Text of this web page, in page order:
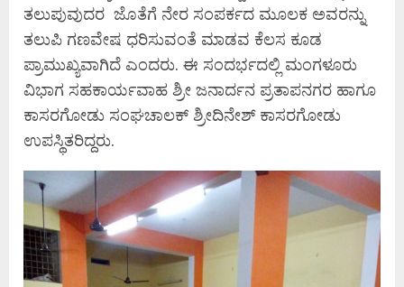
ತಲುಪುವುದರ ಜೊತೆಗೆ ನೇರ ಸಂಪರ್ಕದ ಮೂಲಕ ಅವರನ್ನು
ತಲುಪಿ ಗಣವೇಷ ಧರಿಸುವಂತೆ ಮಾಡವ ಕೆಲಸ ಕೂಡ
ಪ್ರಾಮುಖ್ಯವಾಗಿದೆ ಎಂದರು. ಈ ಸಂದರ್ಭದಲ್ಲಿ ಮಂಗಳೂರು
ವಿಭಾಗ ಸಹಕಾರ್ಯವಾಹ ಶ್ರೀ ಜನಾರ್ದನ ಪ್ರತಾಪನಗರ ಹಾಗೂ
ಕಾಸರಗೋಡು ಸಂಘಚಾಲಕ್ ಶ್ರೀದಿನೇಶ್ ಕಾಸರಗೋಡು
ಉಪಸ್ಥಿತರಿದ್ದರು.